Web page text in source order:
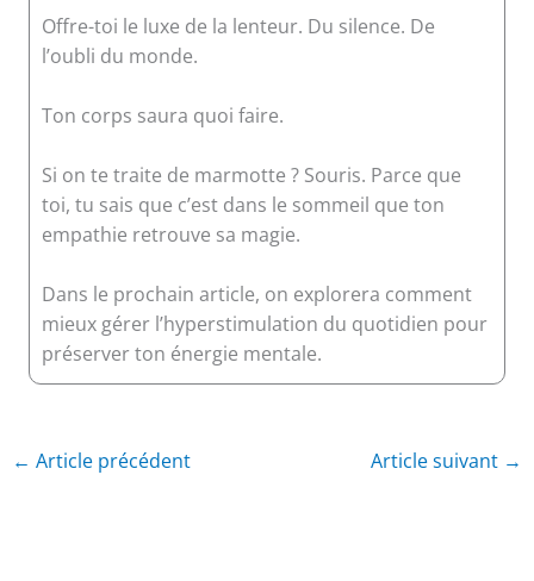
Offre-toi le luxe de la lenteur. Du silence. De
l’oubli du monde.
Ton corps saura quoi faire.
Si on te traite de marmotte ? Souris. Parce que
toi, tu sais que c’est dans le sommeil que ton
empathie retrouve sa magie.
Dans le prochain article, on explorera comment
mieux gérer l’hyperstimulation du quotidien pour
préserver ton énergie mentale.
← Article précédent Article suivant →